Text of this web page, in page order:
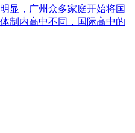
显，广州众多家庭开始将国
制内高中不同，国际高中的